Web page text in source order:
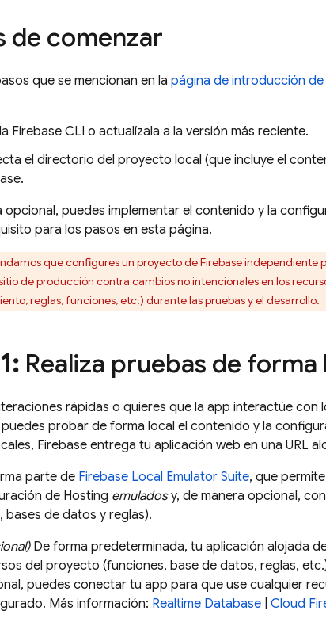
de comenzar
que se mencionan en la página de introducción de
Firebase CLI o actualízala a la versión más reciente.
el directorio del proyecto local (que incluye el
opcional, puedes implementar el contenido y la
para los pasos en esta página.
que configures un proyecto de Firebase independiente
de producción contra cambios no intencionales en los
reglas, funciones, etc.) durante las pruebas y el desarrollo.
Realiza pruebas de forma
rápidas o quieres que la app interactúe
probar de forma local el contenido y la
Firebase entrega tu aplicación web en una URL
parte de Firebase Local Emulator Suite, que
de Hosting emuladosy, de manera opcional,
bases de datos y reglas).
De forma predeterminada, tu aplicación alojada
del proyecto (funciones, base de datos, reglas,
puedes conectar tu app para que use cualquier
Más información: Realtime Database Cloud